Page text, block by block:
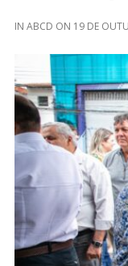
IN ABCD ON 19 DE